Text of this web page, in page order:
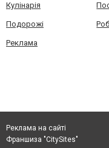
Кулінарія
Подорожі
Реклама
Реклама на сайті
Франшиза "CitySites"